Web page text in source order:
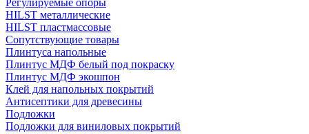
Регулируемые опоры
HILST металлические
HILST пластмассовые
Сопутствующие товары
Плинтуса напольные
Плинтус МДФ белый под покраску
Плинтус МДФ экошпон
Клей для напольных покрытий
Антисептики для древесины
Подложки
Подложки для виниловых покрытий